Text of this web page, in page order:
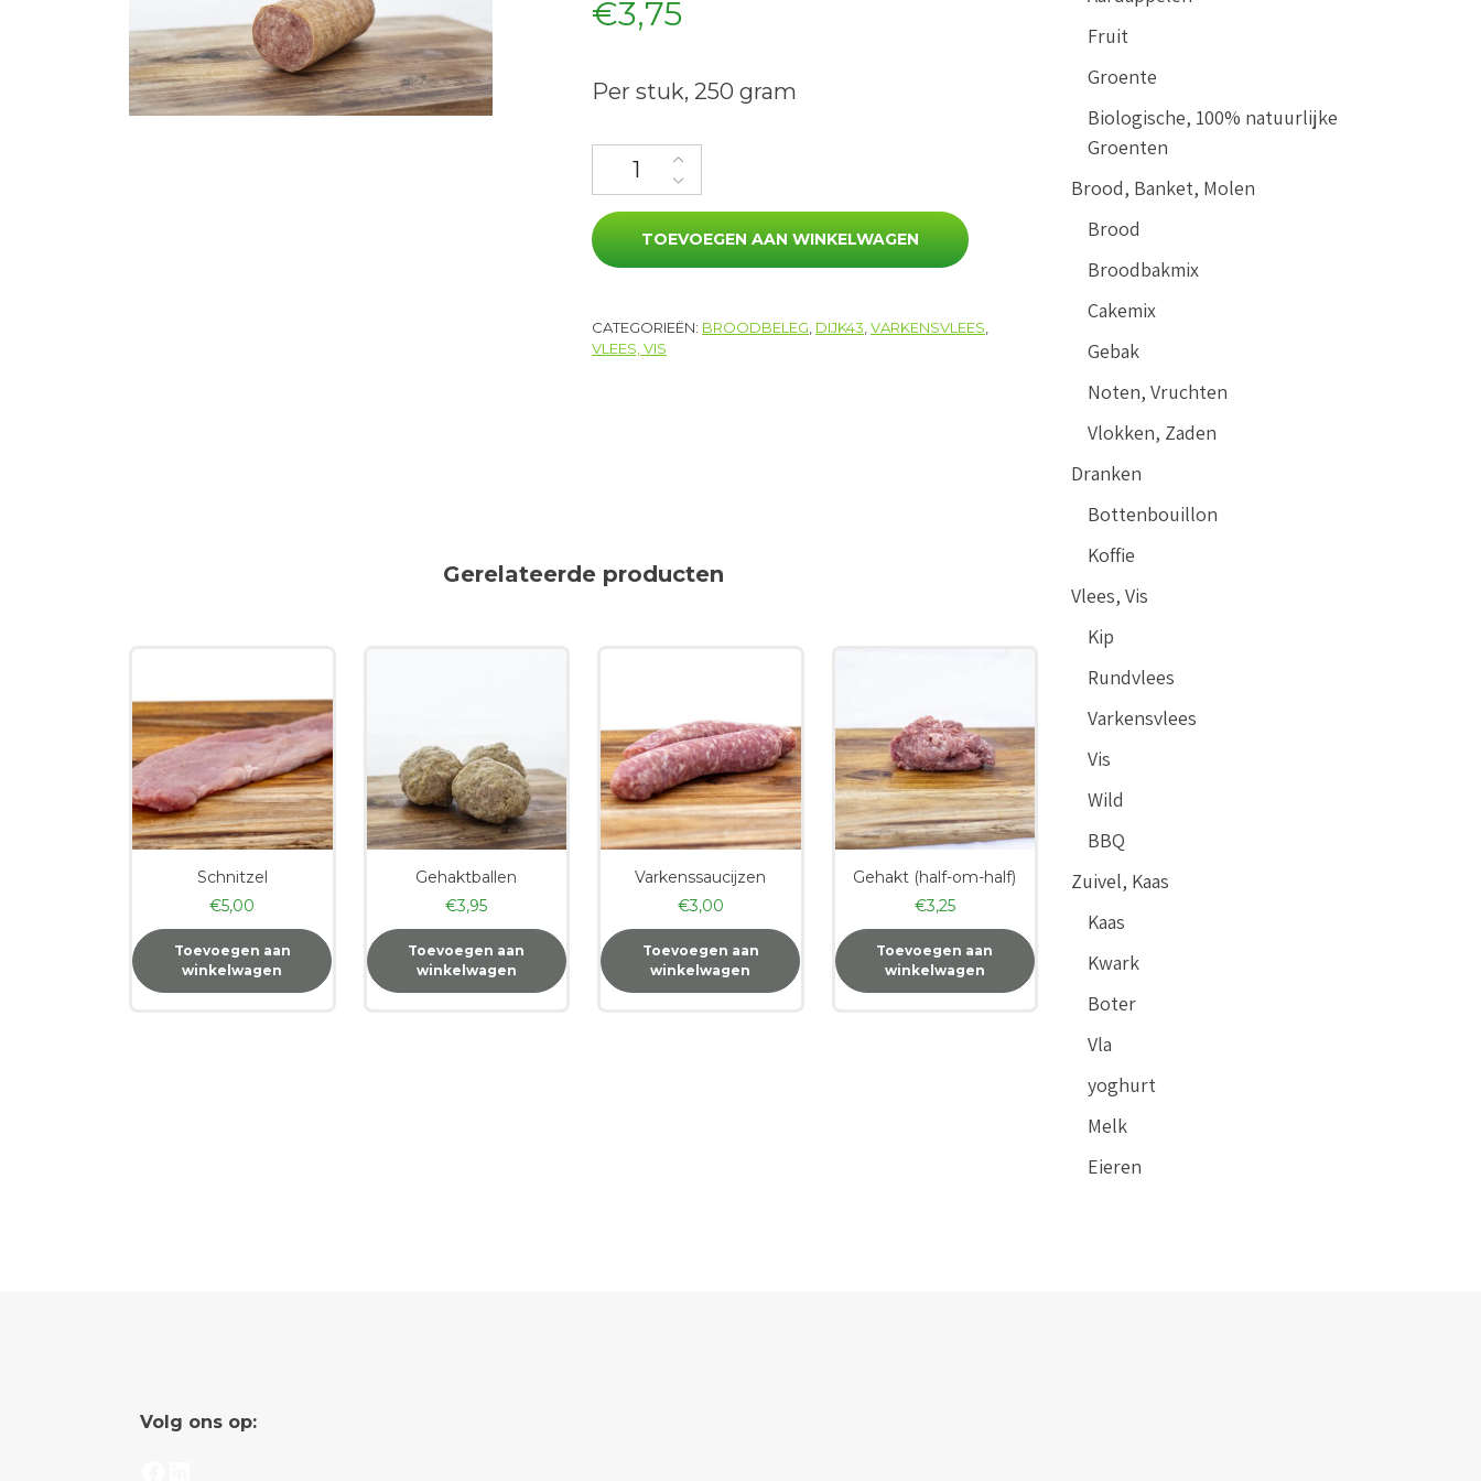
€3,75
Per stuk, 250 gram
Grillworst aantal
TOEVOEGEN AAN WINKELWAGEN
CATEGORIEËN: BROODBELEG DIJK43 VARKENSVLEES
VLEES, VIS
Gerelateerde producten
Schnitzel
€5,00
Toevoegen aan
winkelwagen
Gehaktballen
€3,95
Toevoegen aan
winkelwagen
Varkenssaucijzen
€3,00
Toevoegen aan
winkelwagen
Gehakt (half-om-half)
€3,25
Toevoegen aan
winkelwagen
Fruit
Groente
Biologische, 100% natuurlijke
Groenten
Brood, Banket, Molen
Brood
Broodbakmix
Cakemix
Gebak
Noten, Vruchten
Vlokken, Zaden
Dranken
Bottenbouillon
Koffie
Vlees, Vis
Kip
Rundvlees
Varkensvlees
Vis
Wild
BBQ
Zuivel, Kaas
Kaas
Kwark
Boter
Vla
yoghurt
Melk
Eieren
Volg ons op: